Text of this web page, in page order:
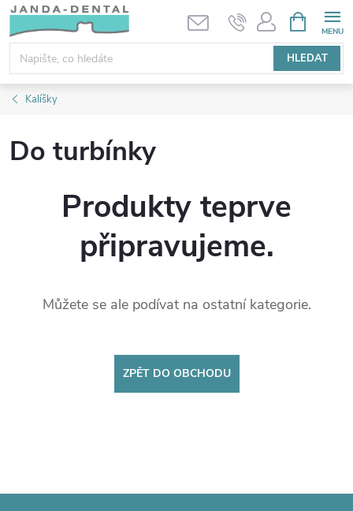
Přejít
obsah
HLEDAT
NÁKUPNÍ
KOŠÍK
Kalíšky
Do turbínky
Produkty teprve
připravujeme.
Můžete se ale podívat na ostatní kategorie.
ZPĚT DO OBCHODU